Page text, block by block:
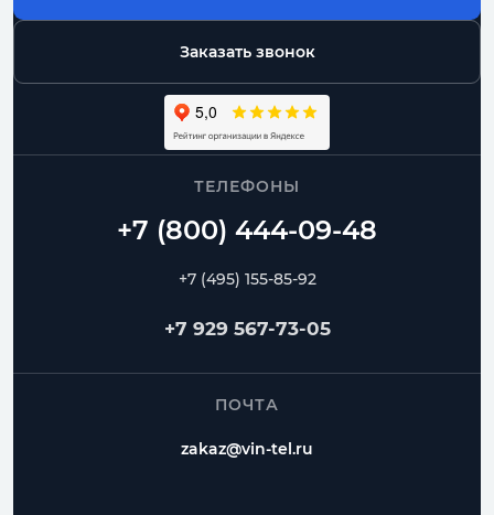
Комплектом
воздуховоды, фасонные части, фланцы
От производителя
контроль геометрии и сроков изготовления
Частые вопросы
Можно ли изготовить нестандартные размеры?
Есть ли доставка по Москве и Московской
Заказать звонок
ТЕЛЕФОНЫ
+7 (495) 155-85-92
+7 929 567-73-05
ПОЧТА
zakaz@vin-tel.ru